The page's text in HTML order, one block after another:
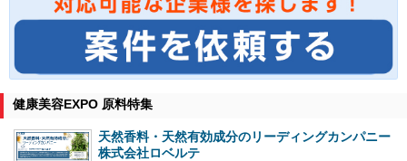
健康美容EXPO 原料特集
天然香料・天然有効成分のリーディングカンパニー
株式会社ロベルテ